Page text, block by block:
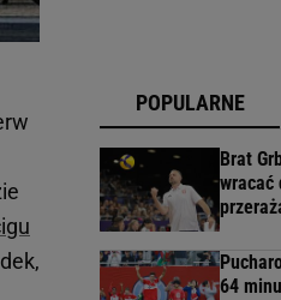
POPULARNE
Brat
wracać
64